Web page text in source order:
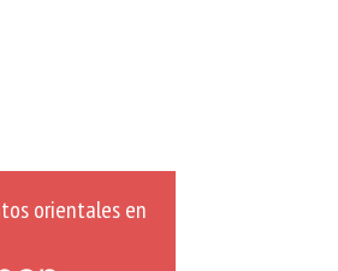
orientales en